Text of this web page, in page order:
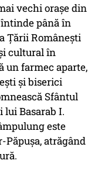
vechi orașe din
întinde până în
Țării Românești
cultural în
un farmec aparte,
și biserici
Sfântul
Basarab I.
este
atrăgând